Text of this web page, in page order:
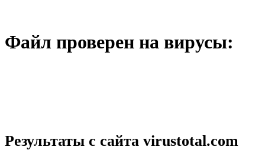
Файл проверен на вирусы:
Результаты с сайта virustotal.com